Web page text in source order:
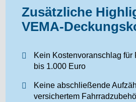
Zusätzliche
VEMA-
Kein Kostenvoranschlag für
bis 1.000 Euro
Keine abschließende
versichertem